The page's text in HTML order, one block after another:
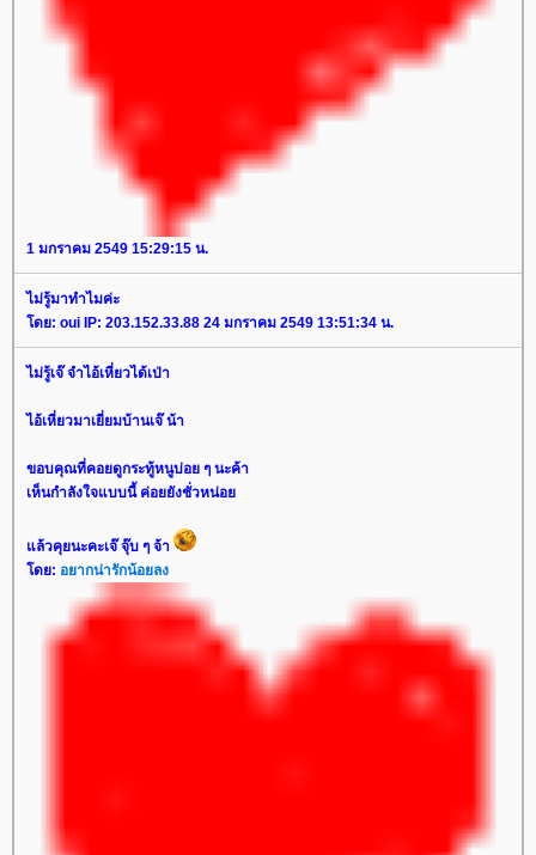
1 มกราคม 2549 15:29:15 น.
ไม่รู้มาทำไมค่ะ
ดย: oui IP: 203.152.33.88 24 มกราคม 2549 13:51:34 น.
ไม่รู้เจ๊ จำไอ้เหี่ยวได้เป่า
ไอ้เหี่ยวมาเยี่ยมบ้านเจ๊ น้า
ขอบคุณที่คอยดูกระทู้หนูบ่อย ๆ นะค้า
เห็นกำลังใจแบบนี้ ค่อยยังชั่วหน่อ
ล้วคุยนะคะเจ๊ จุ๊บ ๆ จ้า
ดย: อยากน่ารักน้อยลง